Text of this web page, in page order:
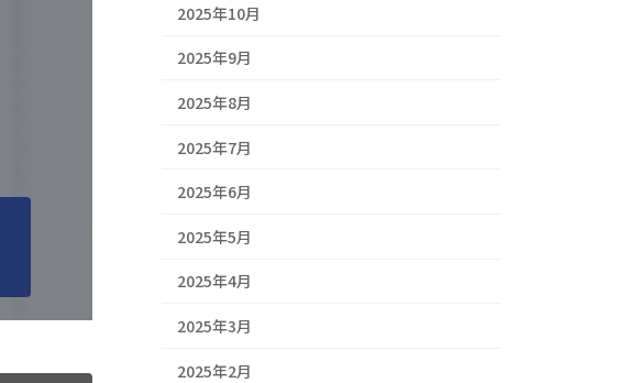
2025年10月
2025年9月
2025年8月
2025年7月
2025年6月
2025年5月
2025年4月
2025年3月
2025年2月